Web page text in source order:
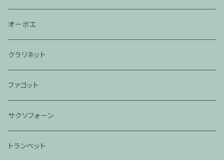
オーボエ
クラリネット
ファゴット
サクソフォーン
トランペット